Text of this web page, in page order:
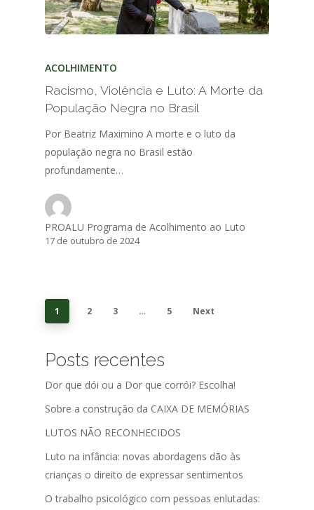
ACOLHIMENTO
Racismo, Violência e Luto: A Morte da
População Negra no Brasil
Por Beatriz Maximino A morte e o luto da
população negra no Brasil estão
profundamente…
PROALU Programa de Acolhimento ao Luto
17 de outubro de 2024
1 2 3 … 5 Next
Posts recentes
Dor que dói ou a Dor que corrói? Escolha!
Sobre a construção da CAIXA DE MEMÓRIAS
LUTOS NÃO RECONHECIDOS
Luto na infância: novas abordagens dão às
crianças o direito de expressar sentimentos
O trabalho psicológico com pessoas enlutadas: